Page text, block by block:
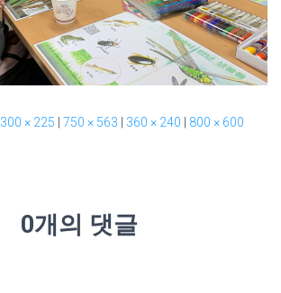
300 × 225 | 750 × 563 | 360 × 240 | 800 × 600
0개의 댓글